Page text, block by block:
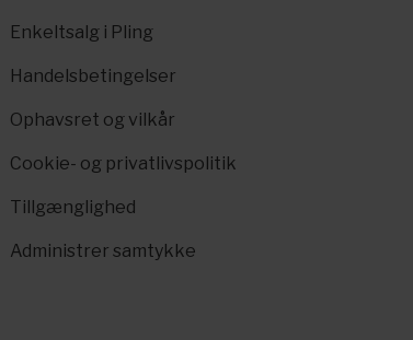
Enkeltsalg i Pling
Handelsbetingelser
Ophavsret og vilkår
Cookie- og privatlivspolitik
Tillgænglighed
Administrer samtykke